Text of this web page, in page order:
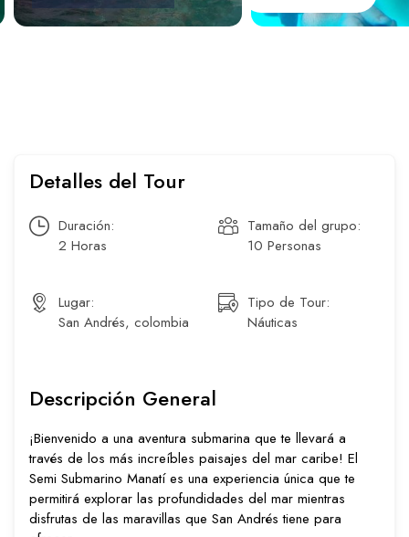
Detalles del Tour
Duración:
2 Horas
Tamaño del grupo:
10 Personas
Lugar:
San Andrés, colombia
Tipo de Tour:
Náuticas
Descripción General
¡Bienvenido a una aventura submarina que te llevará a
través de los más increíbles paisajes del mar caribe! El
Semi Submarino Manatí es una experiencia única que te
permitirá explorar las profundidades del mar mientras
disfrutas de las maravillas que San Andrés tiene para